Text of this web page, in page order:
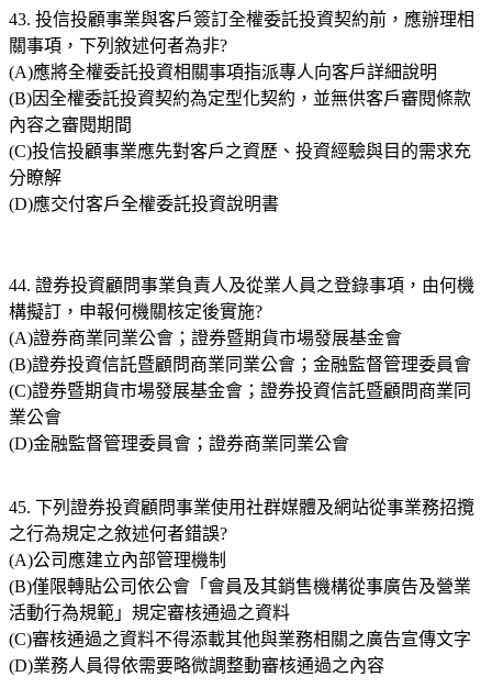
43. 投信投顧事業與客戶簽訂全權委託投資契約前，應辦理相
關事項，下列敘述何者為非?
(A)應將全權委託投資相關事項指派專人向客戶詳細說明
(B)因全權委託投資契約為定型化契約，並無供客戶審閱條款
內容之審閱期間
(C)投信投顧事業應先對客戶之資歷、投資經驗與目的需求充
分瞭解
(D)應交付客戶全權委託投資說明書
44. 證券投資顧問事業負責人及從業人員之登錄事項，由何機
構擬訂，申報何機關核定後實施?
(A)證券商業同業公會；證券暨期貨市場發展基金會
(B)證券投資信託暨顧問商業同業公會；金融監督管理委員會
(C)證券暨期貨市場發展基金會；證券投資信託暨顧問商業同
業公會
(D)金融監督管理委員會；證券商業同業公會
45. 下列證券投資顧問事業使用社群媒體及網站從事業務招攬
之行為規定之敘述何者錯誤?
(A)公司應建立內部管理機制
(B)僅限轉貼公司依公會「會員及其銷售機構從事廣告及營業
活動行為規範」規定審核通過之資料
(C)審核通過之資料不得添載其他與業務相關之廣告宣傳文字
(D)業務人員得依需要略微調整動審核通過之內容